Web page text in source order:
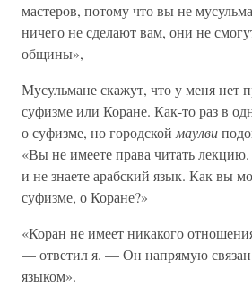
мастеров, потому что вы не
ничего не сделают вам, они не
общины»,
Мусульмане скажут, что у меня нет
суфизме или Коране. Как-то раз в
о суфизме, но городской маулви
«Вы не имеете права читать
и не знаете арабский язык. Как вы
суфизме, о Коране?»
«Коран не имеет никакого
— ответил я. — Он напрямую связан
языком».